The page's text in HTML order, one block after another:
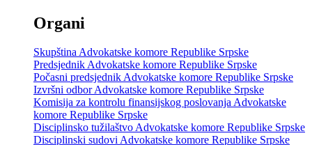
Organi
Skupština Advokatske komore Republike Srpske
Predsjednik Advokatske komore Republike Srpske
Počasni predsjednik Advokatske komore Republike Srpske
Izvršni odbor Advokatske komore Republike Srpske
Komisija za kontrolu finansijskog poslovanja Advokatske
komore Republike Srpske
Disciplinsko tužilaštvo Advokatske komore Republike Srpske
Disciplinski sudovi Advokatske komore Republike Srpske